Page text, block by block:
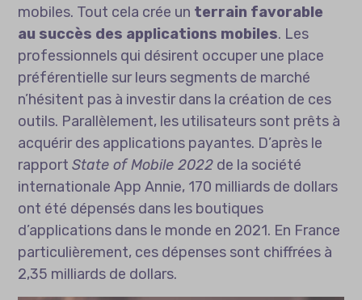
mobiles. Tout cela crée un terrain favorable
au succès des applications mobiles. Les
professionnels qui désirent occuper une place
préférentielle sur leurs segments de marché
n’hésitent pas à investir dans la création de ces
outils. Parallèlement, les utilisateurs sont prêts à
acquérir des applications payantes. D’après le
rapportState of Mobile 2022 de la société
internationale App Annie, 170 milliards de dollars
ont été dépensés dans les boutiques
d’applications dans le monde en 2021. En France
particulièrement, ces dépenses sont chiffrées à
2,35 milliards de dollars.